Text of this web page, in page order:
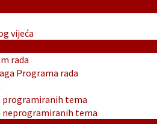
vijeća
rada
Programa rada
tema
tema